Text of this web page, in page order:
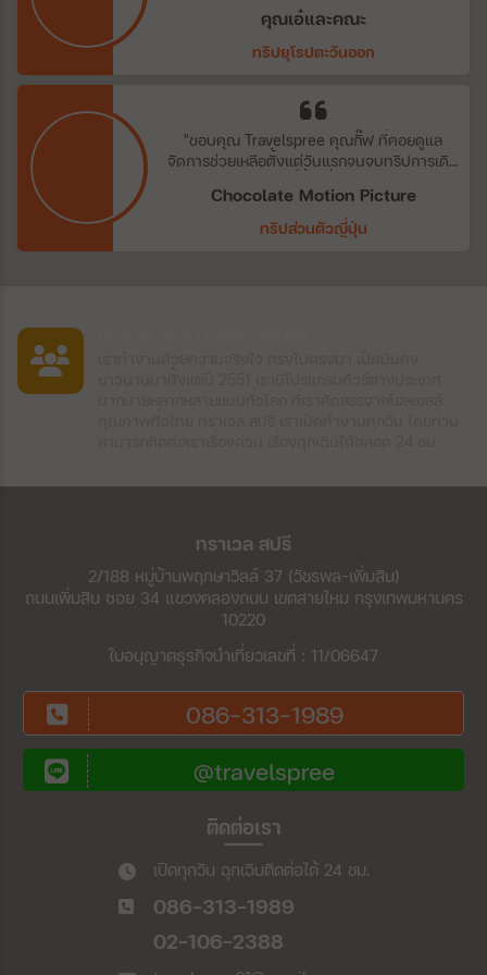
บริการทุกระดับประทับใจ พบกันใหม่ทริปถัดไป
กับ travel spree agent ที่สุดแสนน่ารักสำหรับ
ทีมเราจากประสบการณ์ที่ได้รับตลอดระยะเวลา
10+ปี ดูแลกันดุจญาติมิตร"
คุณเอ๋และคณะ
ทริปยุโรปตะวันออก
"ขอบคุณ​ Travelspree คุณกิ๊ฟ​ ที่คอยดูแล
จัดการช่วยเหลือตั้งแต่วันแรกจนจบทริปการเดิน
Chocolate​ ซัพ​พอต​ทุกสิ่งอย่างค่ะ​ ทริปนี้สนุก
แบบเกินเบอร์จริงๆ"
Chocolate Motion Picture
ทริปส่วนตัวญี่ปุ่น
ทราเวล สปรี
2/188 หมู่บ้านพฤกษาวิลล์ 37 (วัชรพล-เพิ่มสิน)
ถนนเพิ่มสิน ซอย 34 แขวงคลองถนน เขตสายไหม กรุงเทพมหานคร
10220
ใบอนุญาตธุรกิจนำเที่ยวเลขที่ : 11/06647
086-313-1989
@travelspree
ติดต่อเรา
เปิดทุกวัน ฉุกเฉินติดต่อได้ 24 ชม.
086-313-1989
02-106-2388